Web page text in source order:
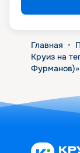
Главная •
Круиз на
Фурманов)»